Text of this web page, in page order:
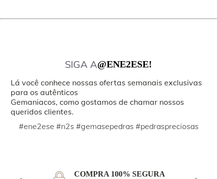
SIGA A@ENE2ESE!
Lá você conhece nossas ofertas semanais exclusivas
para os autênticos
Gemaniacos, como gostamos de chamar nossos
queridos clientes.
#ene2ese #n2s #gemasepedras #pedraspreciosas
COMPRA 100% SEGURA